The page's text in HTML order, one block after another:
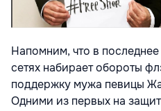
Напомним, что в
сетях набирает обороты
поддержку мужа певицы
Одними из первых на